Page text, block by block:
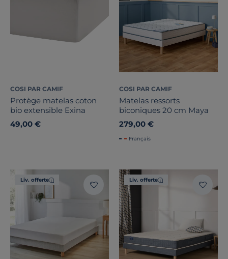
COSI PAR CAMIF
Protège matelas coton
bio extensible Exina
49,00 €
COSI PAR CAMIF
Matelas ressorts
biconiques 20 cm Maya
279,00 €
Français
Liv. offerte Liv. offerte